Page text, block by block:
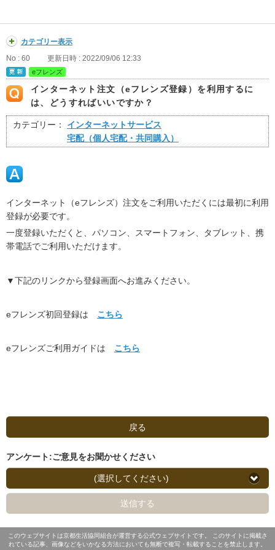
カテゴリー表示
No : 60
更新日時 : 2022/09/06 12:33
eフレンズ
インターネット注文（eフレンズ登録）を利用するに
は、どうすればいいですか？
カテゴリー：
インターネットサービス
宅配（個人宅配・共同購入）
インターネット（eフレンズ）注文をご利用いただくには最初に利用
登録が必要です。
一度登録いただくと、パソコン、スマートフォン、タブレット、携
帯電話でご利用いただけます。
▼下記のリンクから登録画面へお進みください。
eフレンズ初回登録は こちら
eフレンズご利用ガイドは こちら
戻る
アンケート:ご意見をお聞かせください
(選択してください)
送信する
このウェブサイトは京都生活協同組合が運営する公式ウェブサイトです。 このサイトに掲載さ
れている記事、画像などをいかなる方法においても無断で複写・転載することを禁止します。